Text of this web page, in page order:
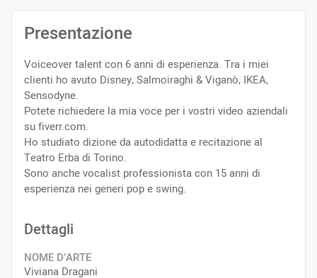
Presentazione
Voiceover talent con 6 anni di esperienza. Tra i miei
clienti ho avuto Disney, Salmoiraghi & Viganò, IKEA,
Sensodyne.
Potete richiedere la mia voce per i vostri video aziendali
su fiverr.com.
Ho studiato dizione da autodidatta e recitazione al
Teatro Erba di Torino.
Sono anche vocalist professionista con 15 anni di
esperienza nei generi pop e swing.
Dettagli
NOME D’ARTE
Viviana Dragani